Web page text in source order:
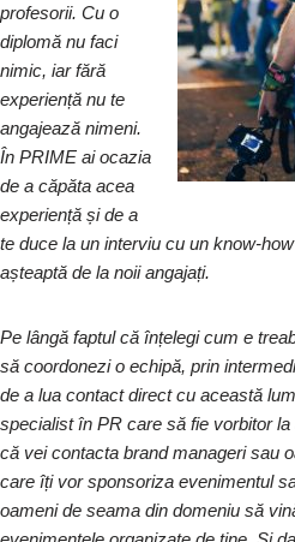
profesorii. Cu o
diplomă nu faci
nimic, iar fără
experiență nu te
angajează nimeni.
În PRIME ai ocazia
de a căpăta acea
experiență și de a
te duce la un interviu cu un know-
așteaptă de la noii angajați.
Pe lângă faptul că înțelegi cum e
să coordonezi o echipă, prin
de a lua contact direct cu această
specialist în PR care să fie vorbitor
că vei contacta brand manageri sau
care îți vor sponsoriza evenimentul
oameni de seama din domeniu să